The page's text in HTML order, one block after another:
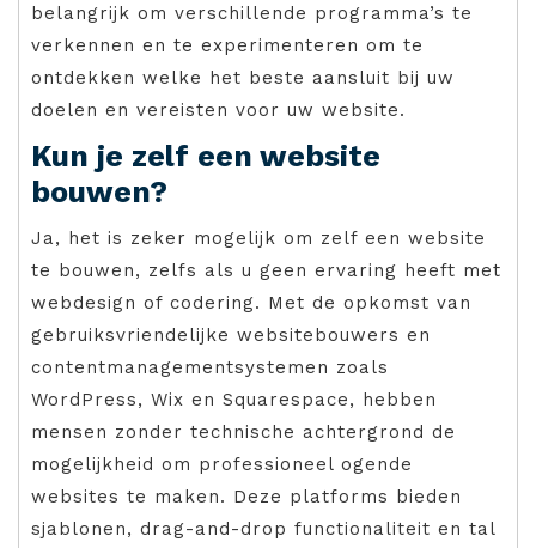
belangrijk om verschillende programma’s te
verkennen en te experimenteren om te
ontdekken welke het beste aansluit bij uw
doelen en vereisten voor uw website.
Kun je zelf een website
bouwen?
Ja, het is zeker mogelijk om zelf een website
te bouwen, zelfs als u geen ervaring heeft met
webdesign of codering. Met de opkomst van
gebruiksvriendelijke websitebouwers en
contentmanagementsystemen zoals
WordPress, Wix en Squarespace, hebben
mensen zonder technische achtergrond de
mogelijkheid om professioneel ogende
websites te maken. Deze platforms bieden
sjablonen, drag-and-drop functionaliteit en tal